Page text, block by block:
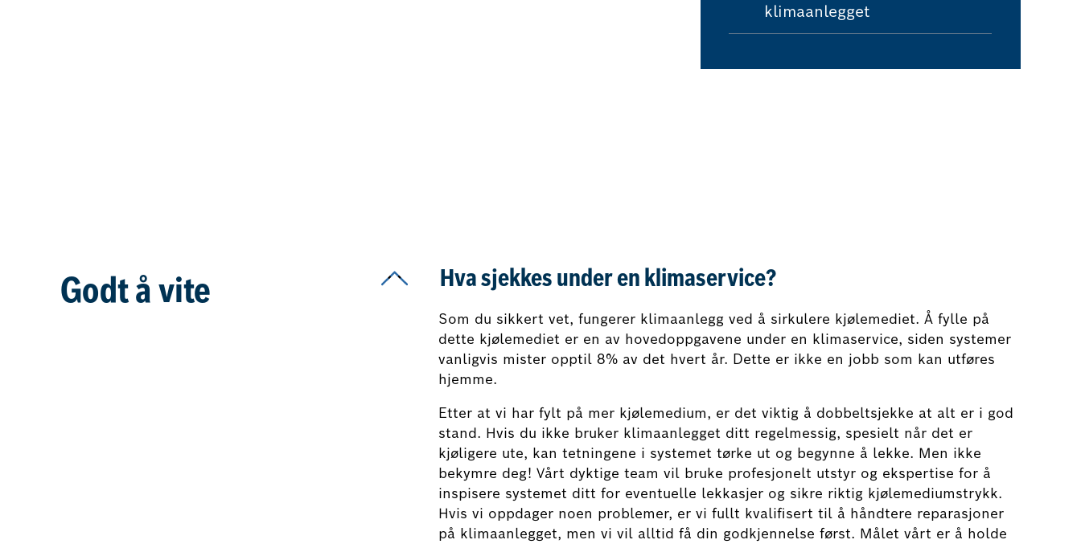
klimaanlegget
Godt å vite Hva sjekkes under en klimaservice?
Som du sikkert vet, fungerer klimaanlegg ved å sirkulere kjølemediet. Å fylle på
dette kjølemediet er en av hovedoppgavene under en klimaservice, siden systemer
vanligvis mister opptil 8% av det hvert år. Dette er ikke en jobb som kan utføres
hjemme.
Etter at vi har fylt på mer kjølemedium, er det viktig å dobbeltsjekke at alt er i god
stand. Hvis du ikke bruker klimaanlegget ditt regelmessig, spesielt når det er
kjøligere ute, kan tetningene i systemet tørke ut og begynne å lekke. Men ikke
bekymre deg! Vårt dyktige team vil bruke profesjonelt utstyr og ekspertise for å
inspisere systemet ditt for eventuelle lekkasjer og sikre riktig kjølemediumstrykk.
Hvis vi oppdager noen problemer, er vi fullt kvalifisert til å håndtere reparasjoner
på klimaanlegget, men vi vil alltid få din godkjennelse først. Målet vårt er å holde